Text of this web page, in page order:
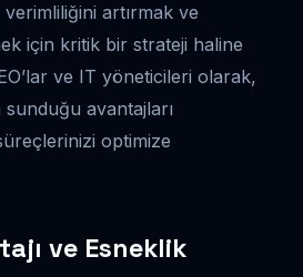
artırmak ve
için kritik bir strateji haline
ve IT yöneticileri olarak,
avantajları
optimize
ve Esneklik